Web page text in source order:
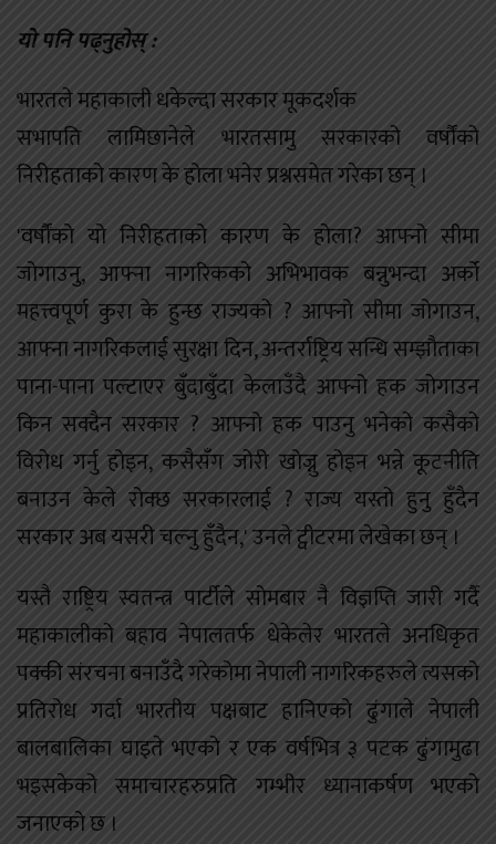
यो पनि पढ्नुहोस् :
भारतले महाकाली धकेल्दा सरकार मूकदर्शक
सभापति लामिछानेले भारतसामु सरकारको वर्षौंको
निरीहताको कारण के होला भनेर प्रश्नसमेत गरेका छन् ।
'वर्षौंको यो निरीहताको कारण के होला? आफ्नो सीमा
जोगाउनु, आफ्ना नागरिकको अभिभावक बन्नुभन्दा अर्को
महत्त्वपूर्ण कुरा के हुन्छ राज्यको ? आफ्नो सीमा जोगाउन,
आफ्ना नागरिकलाई सुरक्षा दिन, अन्तर्राष्ट्रिय सन्धि सम्झौताका
पाना-पाना पल्टाएर बुँदाबुँदा केलाउँदै आफ्नो हक जोगाउन
किन सक्दैन सरकार ? आफ्नो हक पाउनु भनेको कसैको
विरोध गर्नु होइन, कसैसँग जोरी खोज्नु होइन भन्ने कूटनीति
बनाउन केले रोक्छ सरकारलाई ? राज्य यस्तो हुनु हुँदैन
सरकार अब यसरी चल्नु हुँदैन,' उनले ट्वीटरमा लेखेका छन् ।
यस्तै राष्ट्रिय स्वतन्त्र पार्टीले सोमबार नै विज्ञप्ति जारी गर्दै
महाकालीको बहाव नेपालतर्फ धेकेलेर भारतले अनधिकृत
पक्की संरचना बनाउँदै गरेकोमा नेपाली नागरिकहरुले त्यसको
प्रतिरोध गर्दा भारतीय पक्षबाट हानिएको ढुंगाले नेपाली
बालबालिका घाइते भएको र एक वर्षभित्र ३ पटक ढुंगामुढा
भइसकेको समाचारहरुप्रति गम्भीर ध्यानाकर्षण भएको
जनाएको छ ।